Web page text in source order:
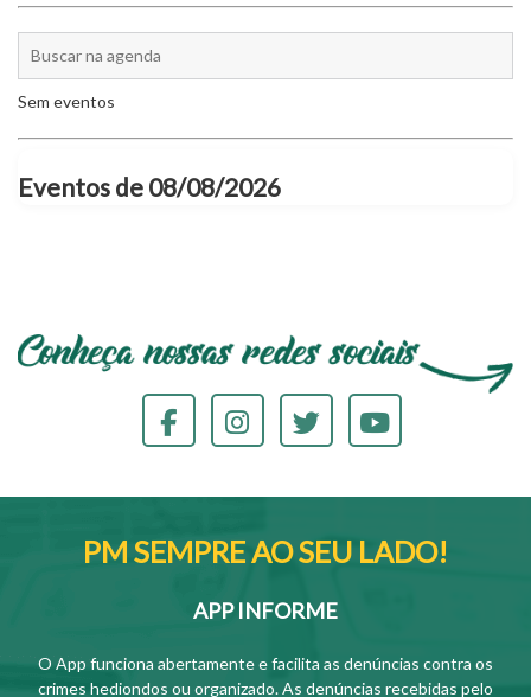
Sem eventos
Eventos de 08/08/2026
PM SEMPRE AO SEU LADO!
APP INFORME
O App funciona abertamente e facilita as denúncias contra os
crimes hediondos ou organizado. As denúncias recebidas pelo